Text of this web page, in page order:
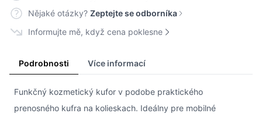
Nějaké otázky? Zeptejte se odborníka
Informujte mě, když cena poklesne
Podrobnosti Více informací
Funkčný kozmetický kufor v podobe praktického
prenosného kufra na kolieskach. Ideálny pre mobilné